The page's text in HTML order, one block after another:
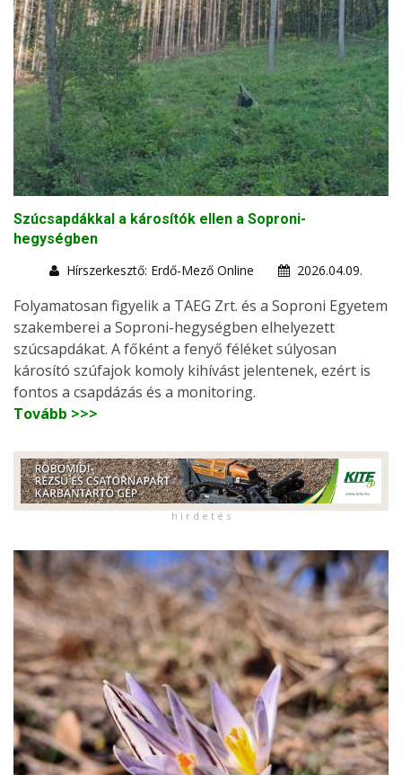
Szúcsapdákkal a károsítók ellen a Soproni-
hegységben
Hírszerkesztő: Erdő-Mező Online
2026.04.09.
Folyamatosan figyelik a TAEG Zrt. és a Soproni Egyetem
szakemberei a Soproni-hegységben elhelyezett
szúcsapdákat. A főként a fenyő féléket súlyosan
károsító szúfajok komoly kihívást jelentenek, ezért is
fontos a csapdázás és a monitoring.
Tovább >>>
h i r d e t é s